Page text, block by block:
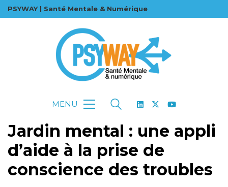
PSYWAY | Santé Mentale & Numérique
MENU
Jardin mental : une appli
d’aide à la prise de
conscience des troubles